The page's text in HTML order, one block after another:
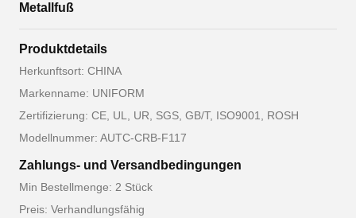
Metallfuß
Produktdetails
Herkunftsort: CHINA
Markenname: UNIFORM
Zertifizierung: CE, UL, UR, SGS, GB/T, ISO9001, ROSH
Modellnummer: AUTC-CRB-F117
Zahlungs- und Versandbedingungen
Min Bestellmenge: 2 Stück
Preis: Verhandlungsfähig